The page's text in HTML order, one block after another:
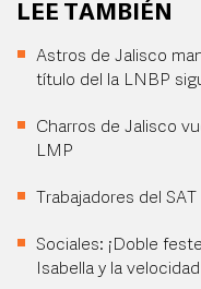
LEE TAMBIÉN
Astros de Jalisco
título del la LNBP
Charros de Jalisco
LMP
Trabajadores del
Sociales: ¡Doble
Isabella y la